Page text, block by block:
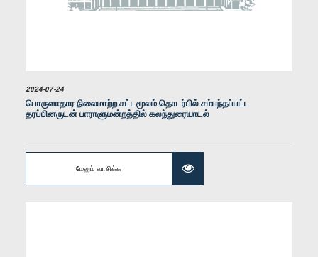
2024-07-24
பொருளாதார நிலைமாற்ற சட்டமூலம் தொடர்பில் சம்பந்தப்பட்ட
தரப்பினருடன் பாராளுமன்றத்தில் கலந்துரையாடல்
மேலும் வாசிக்க